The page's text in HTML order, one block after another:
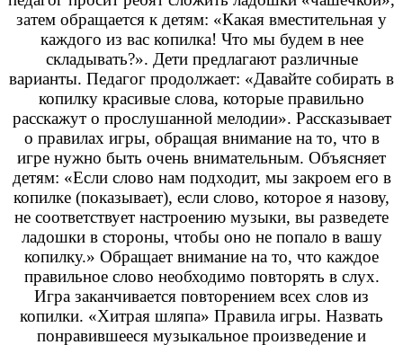
затем обращается к детям: «Какая вместительная у
каждого из вас копилка! Что мы будем в нее
складывать?». Дети предлагают различные
варианты. Педагог продолжает: «Давайте собирать в
копилку красивые слова, которые правильно
расскажут о прослушанной мелодии». Рассказывает
о правилах игры, обращая внимание на то, что в
игре нужно быть очень внимательным. Объясняет
детям: «Если слово нам подходит, мы закроем его в
копилке (показывает), если слово, которое я назову,
не соответствует настроению музыки, вы разведете
ладошки в стороны, чтобы оно не попало в вашу
копилку.» Обращает внимание на то, что каждое
правильное слово необходимо повторять в слух.
Игра заканчивается повторением всех слов из
копилки. «Хитрая шляпа» Правила игры. Назвать
понравившееся музыкальное произведение и